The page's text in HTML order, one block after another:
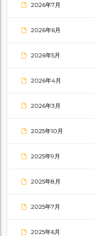
2026年7月
2026年6月
2026年5月
2026年4月
2026年3月
2025年10月
2025年9月
2025年8月
2025年7月
2025年6月